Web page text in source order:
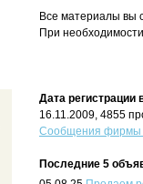
Все материалы вы
При
Дата регистрации
16.11.2009, 4855
Сообщения фирмы
Последние 5